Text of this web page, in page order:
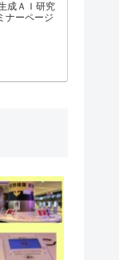
成ＡＩ研究
ナーページ